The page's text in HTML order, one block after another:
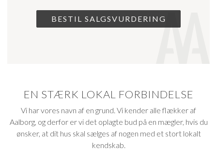
EN STÆRK LOKAL FORBINDELSE
Vi har vores navn af en grund. Vi kender alle flækker af
Aalborg, og derfor er vi det oplagte bud på en mægler, hvis du
ønsker, at dit hus skal sælges af nogen med et stort lokalt
kendskab.